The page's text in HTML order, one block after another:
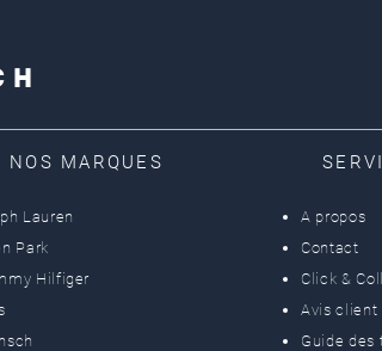
H
NOS MARQUES
Lauren
Park
Hilfiger
A propos
Contact
Click &
Avis client
Guide des